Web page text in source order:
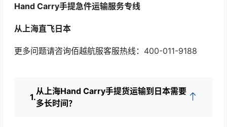
Hand Carry手提急件运输服务专线
从上海直飞日本
更多问题请咨询佰越航服客服热线： 400-011-9188
从上海Hand Carry手提货运输到日本需要
多长时间？